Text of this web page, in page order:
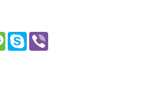
Message
Skype